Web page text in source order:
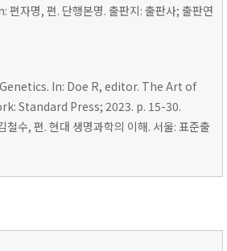
편자명, 편. 단행본명. 출판지: 출판사; 출판연
In: Doe R, editor. The Art of
Standard Press; 2023. p. 15-30.
철수, 편. 현대 생명과학의 이해. 서울: 표준출